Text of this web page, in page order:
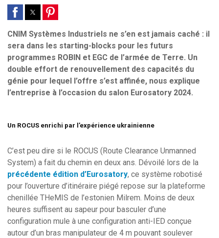
CNIM Systèmes Industriels ne s’en est jamais caché : il
sera dans les starting-blocks pour les futurs
programmes ROBIN et EGC de l’armée de Terre. Un
double effort de renouvellement des capacités du
génie pour lequel l’offre s’est affinée, nous explique
l’entreprise à l’occasion du salon Eurosatory 2024.
Un ROCUS enrichi par l’expérience ukrainienne
C’est peu dire si le ROCUS (Route Clearance Unmanned
System) a fait du chemin en deux ans. Dévoilé lors de la
précédente édition d’Eurosatory, ce système robotisé
pour l’ouverture d’itinéraire piégé repose sur la plateforme
chenillée THeMIS de l’estonien Milrem. Moins de deux
heures suffisent au sapeur pour basculer d’une
configuration mule à une configuration anti-IED conçue
autour d’un bras manipulateur de 4 m pouvant soulever